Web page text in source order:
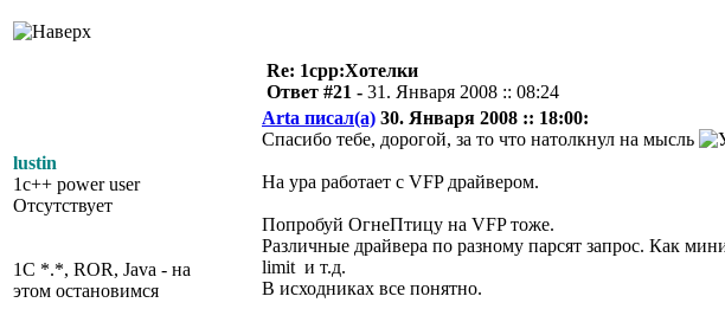
lustin
1c++ power user
Отсутствует
1C *.*, ROR, Java - на
этом остановимся
Re: 1cpp:Хотелки
Ответ #21 - 31. Января 2008 :: 08:24
Arta писал(а) 30. Января 2008 :: 18:00:
Спасибо тебе, дорогой, за то что натолкнул на мысль
На ура работает с VFP драйвером.
Попробуй ОгнеПтицу на VFP тоже.
Различные драйвера по разному парсят запрос. Как
limit и т.д.
В исходниках все понятно.